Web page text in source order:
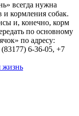
всегда нужна
и кормления собак.
и, конечно, корм
по основному
по адресу:
6-36-05, +7
жизнь